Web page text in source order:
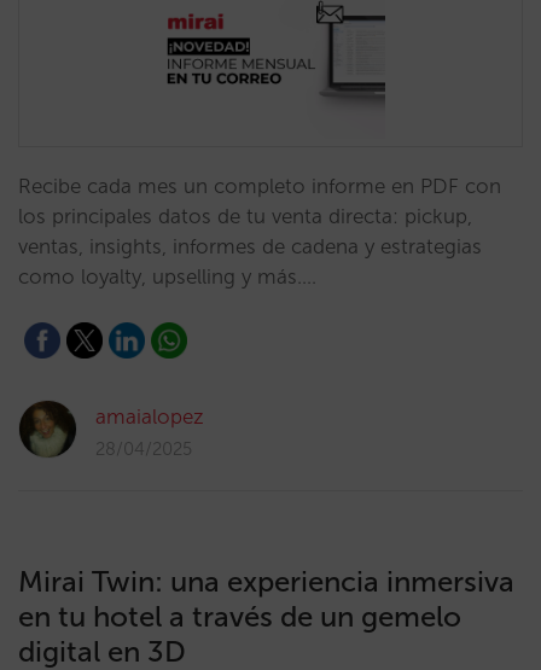
Recibe cada mes un completo informe en PDF con
los principales datos de tu venta directa: pickup,
ventas, insights, informes de cadena y estrategias
como loyalty, upselling y más.…
amaialopez
28/04/2025
Mirai Twin: una experiencia inmersiva
en tu hotel a través de un gemelo
digital en 3D